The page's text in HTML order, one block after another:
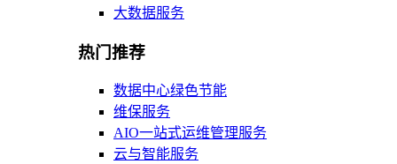
大数据服务
热门推荐
数据中心绿色节能
维保服务
AIO一站式运维管理服务
云与智能服务